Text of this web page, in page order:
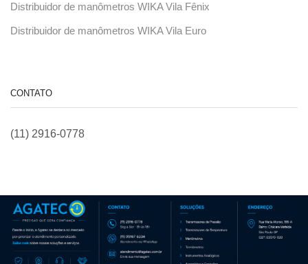
Distribuidor de manômetros WIKA Vila Fênix
Distribuidor de manômetros WIKA Vila Euro
CONTATO
(11) 2916-0778